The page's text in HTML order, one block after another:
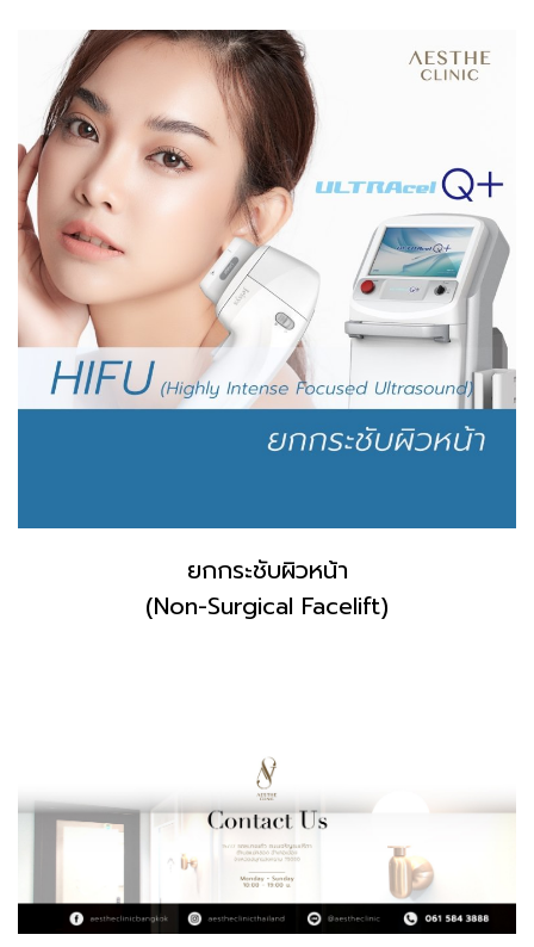
ยกกระชับผิวหน้า
(Non-Surgical Facelift)